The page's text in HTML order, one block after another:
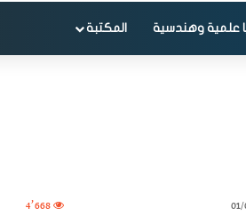
علمية وهندسية المكتبة
4٬668